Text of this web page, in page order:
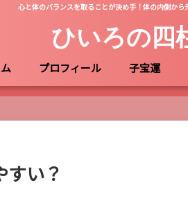
心と体のバランスを取ることが決め手！体の内側から
ひいろの四
プロフィール 子宝運
すい？